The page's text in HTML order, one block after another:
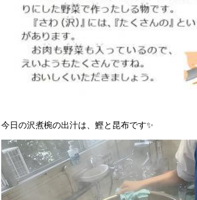
今日の沢煮椀の出汁は、鰹と昆布です✨